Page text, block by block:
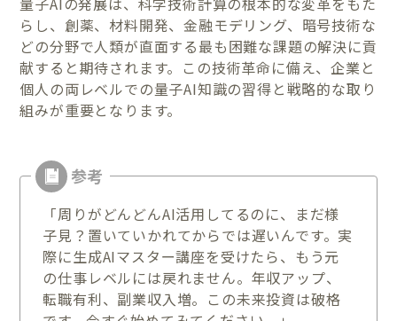
らし、創薬、材料開発、金融モデリング、暗号技術な
どの分野で人類が直面する最も困難な課題の解決に貢
献すると期待されます。この技術革命に備え、企業と
個人の両レベルでの量子AI知識の習得と戦略的な取り
組みが重要となります。
「周りがどんどんAI活用してるのに、まだ様
子見？置いていかれてからでは遅いんです。実
際に生成AIマスター講座を受けたら、もう元
の仕事レベルには戻れません。年収アップ、
転職有利、副業収入増。この未来投資は破格